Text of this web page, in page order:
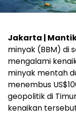
Jakarta |
minyak (BBM) di
mengalami
minyak mentah
menembus
geopolitik di
kenaikan